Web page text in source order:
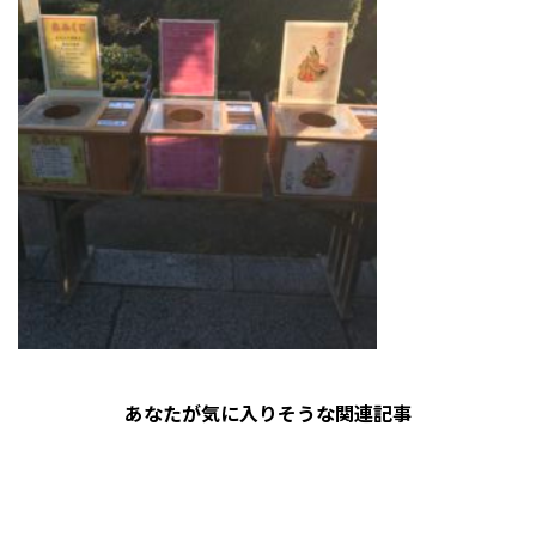
あなたが気に入りそうな関連記事